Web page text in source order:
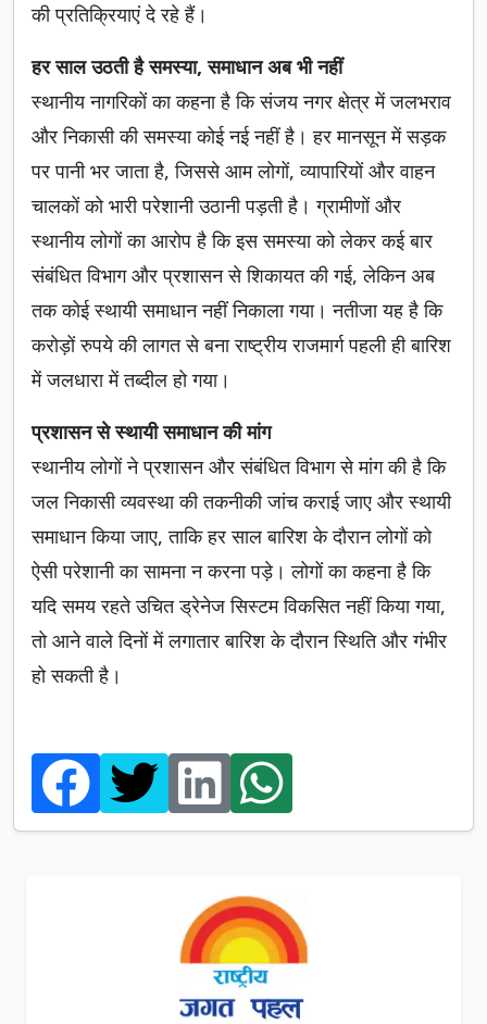
की प्रतिक्रियाएं दे रहे हैं।
हर साल उठती है समस्या, समाधान अब भी नहीं
स्थानीय नागरिकों का कहना है कि संजय नगर क्षेत्र में जलभराव
और निकासी की समस्या कोई नई नहीं है। हर मानसून में सड़क
पर पानी भर जाता है, जिससे आम लोगों, व्यापारियों और वाहन
चालकों को भारी परेशानी उठानी पड़ती है। ग्रामीणों और
स्थानीय लोगों का आरोप है कि इस समस्या को लेकर कई बार
संबंधित विभाग और प्रशासन से शिकायत की गई, लेकिन अब
तक कोई स्थायी समाधान नहीं निकाला गया। नतीजा यह है कि
करोड़ों रुपये की लागत से बना राष्ट्रीय राजमार्ग पहली ही बारिश
में जलधारा में तब्दील हो गया।
प्रशासन से स्थायी समाधान की मांग
स्थानीय लोगों ने प्रशासन और संबंधित विभाग से मांग की है कि
जल निकासी व्यवस्था की तकनीकी जांच कराई जाए और स्थायी
समाधान किया जाए, ताकि हर साल बारिश के दौरान लोगों को
ऐसी परेशानी का सामना न करना पड़े। लोगों का कहना है कि
यदि समय रहते उचित ड्रेनेज सिस्टम विकसित नहीं किया गया,
तो आने वाले दिनों में लगातार बारिश के दौरान स्थिति और गंभीर
हो सकती है।